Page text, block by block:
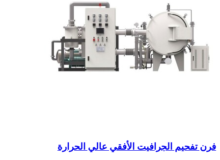
فرن تفحيم الجرافيت الأفقي عالي الحرارة